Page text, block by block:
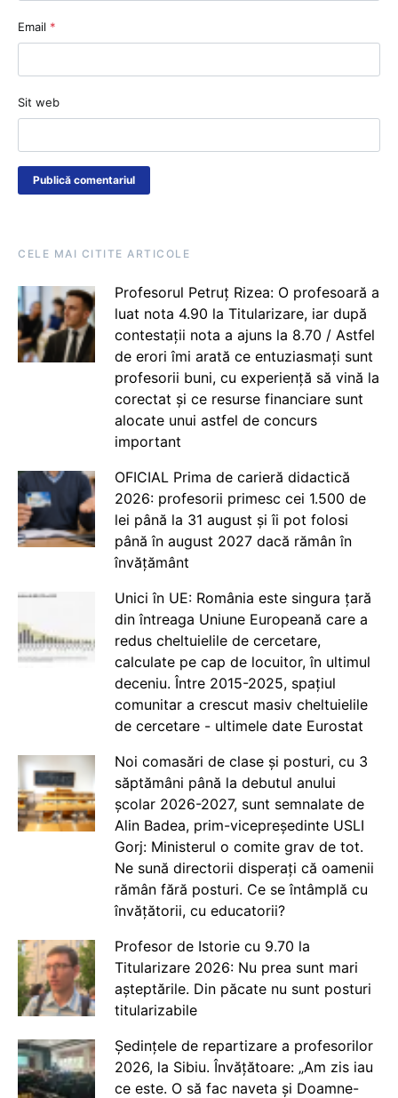
Email *
Sit web
CELE MAI CITITE ARTICOLE
Profesorul Petruț Rizea: O profesoară a
luat nota 4.90 la Titularizare, iar după
contestații nota a ajuns la 8.70 / Astfel
de erori îmi arată ce entuziasmați sunt
profesorii buni, cu experiență să vină la
corectat și ce resurse financiare sunt
alocate unui astfel de concurs
important
OFICIAL Prima de carieră didactică
2026: profesorii primesc cei 1.500 de
lei până la 31 august și îi pot folosi
până în august 2027 dacă rămân în
învățământ
Unici în UE: România este singura țară
din întreaga Uniune Europeană care a
redus cheltuielile de cercetare,
calculate pe cap de locuitor, în ultimul
deceniu. Între 2015-2025, spațiul
comunitar a crescut masiv cheltuielile
de cercetare - ultimele date Eurostat
Noi comasări de clase și posturi, cu 3
săptămâni până la debutul anului
școlar 2026-2027, sunt semnalate de
Alin Badea, prim-vicepreședinte USLI
Gorj: Ministerul o comite grav de tot.
Ne sună directorii disperați că oamenii
rămân fără posturi. Ce se întâmplă cu
învățătorii, cu educatorii?
Profesor de Istorie cu 9.70 la
Titularizare 2026: Nu prea sunt mari
așteptările. Din păcate nu sunt posturi
titularizabile
Ședințele de repartizare a profesorilor
2026, la Sibiu. Învățătoare: „Am zis iau
ce este. O să fac naveta și Doamne-